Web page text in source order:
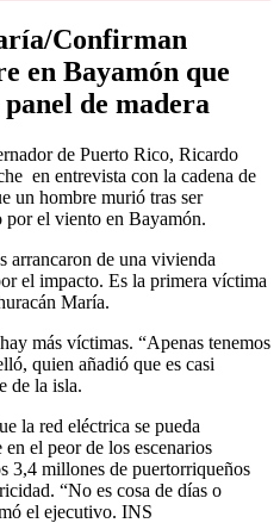
Confirman
en Bayamón que
de madera
de Puerto Rico, Ricardo
en entrevista con la cadena de
un hombre murió tras ser
por el viento en Bayamón.
arrancaron de una vivienda
el impacto. Es la primera víctima
María.
más víctimas. “Apenas tenemos
quien añadió que es casi
de la isla.
la red eléctrica se pueda
el peor de los escenarios
3,4 millones de puertorriqueños
“No es cosa de días o
el ejecutivo. INS